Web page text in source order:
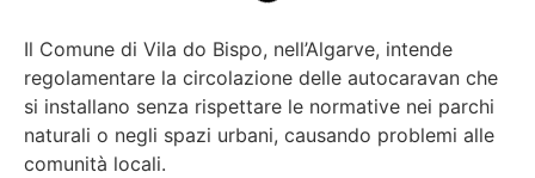
Il Comune di Vila do Bispo, nell’Algarve, intende
regolamentare la circolazione delle autocaravan che
si installano senza rispettare le normative nei parchi
naturali o negli spazi urbani, causando problemi alle
comunità locali.